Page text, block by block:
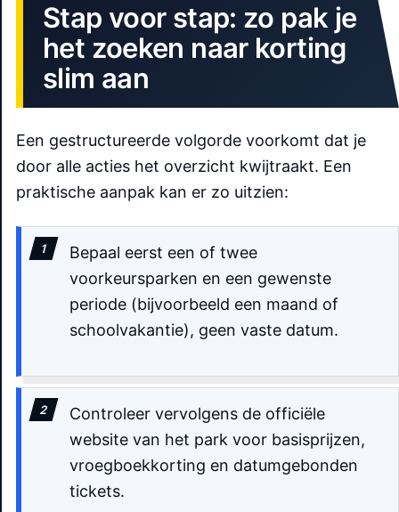
Stap voor stap: zo pak je
het zoeken naar korting
slim aan
Een gestructureerde volgorde voorkomt dat je
door alle acties het overzicht kwijtraakt. Een
praktische aanpak kan er zo uitzien:
Bepaal eerst een of twee
voorkeursparken en een gewenste
periode (bijvoorbeeld een maand of
schoolvakantie), geen vaste datum.
Controleer vervolgens de officiële
website van het park voor basisprijzen,
vroegboekkorting en datumgebonden
tickets.